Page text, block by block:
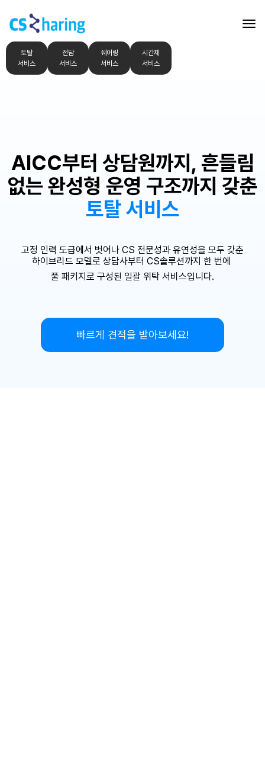
AICC부터 상담원까지, 흔들림
없는완성형 운영 구조까지 갖춘
토탈 서비스
고정 인력 도급에서 벗어나 CS 전문성과 유연성을 모두 갖춘
하이브리드 모델로 상담사부터 CS솔루션까지 한 번에
풀 패키지로 구성된 일괄 위탁 서비스입니다.
빠르게 견적을 받아보세요!
토탈
서비스
전담
서비스
쉐어링
서비스
시간제
서비스